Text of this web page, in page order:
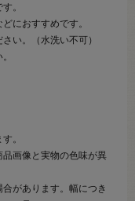
。
におすすめです。
い。（水洗い不可）
。
品画像と実物の色味が異
があります。幅につき